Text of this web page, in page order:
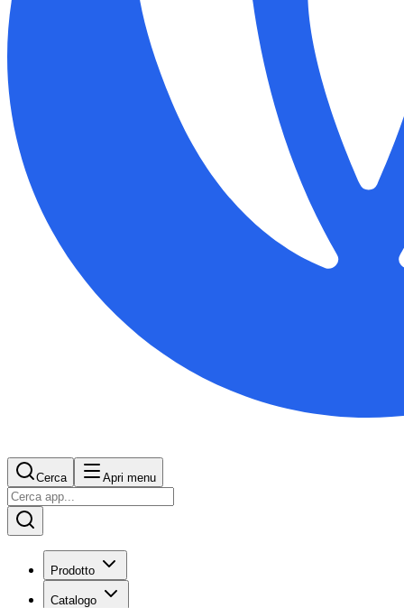
Cerca Apri menu
Prodotto
Catalogo